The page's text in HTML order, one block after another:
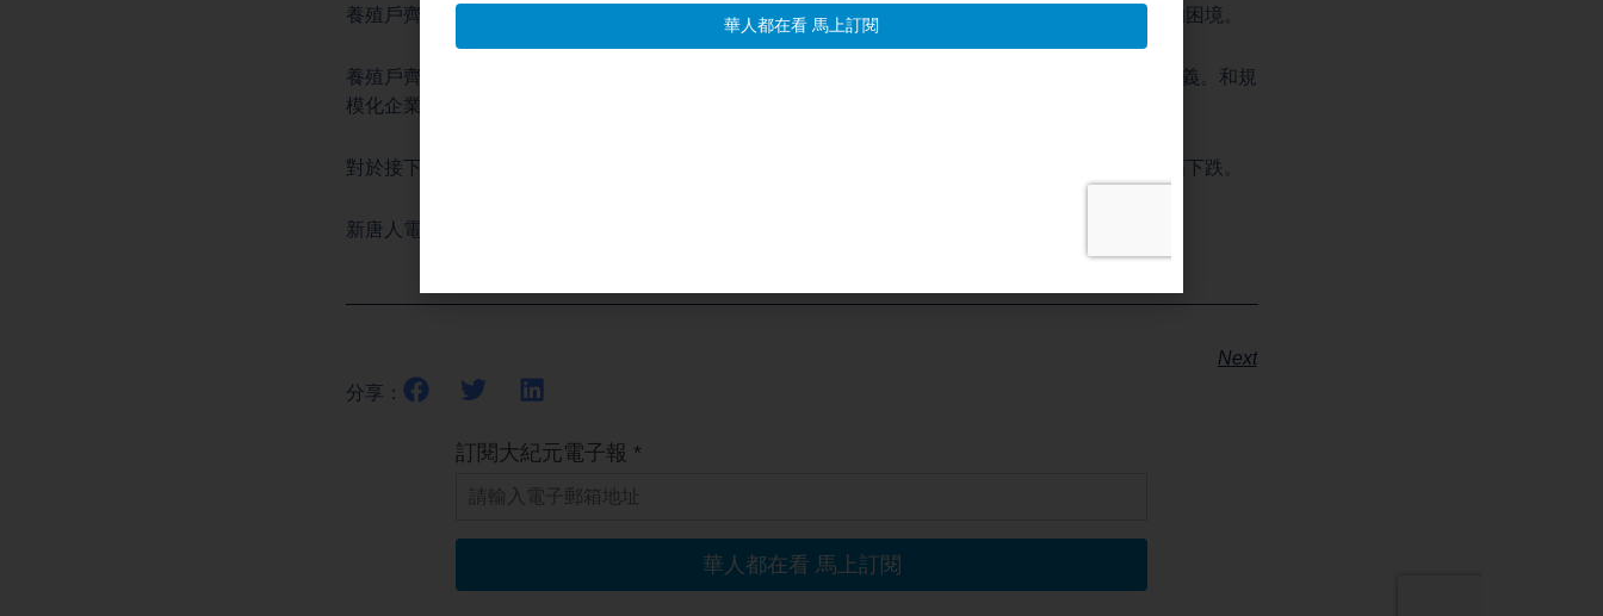
養殖戶齊新（化名）分析指出，蛋價上漲之後，可能會加速資本的進入，一些養殖戶將面臨更艱難的困境。
養殖戶齊新（化名）：「現在這個蛋雞會加速資本進入到我們這個領域，對這個行業重新做一個定義。和規
模化企業比，我們沒有任何競爭的優勢。」
對於接下來蛋價的行情，有多名養殖戶表示，一段時間之內，價格仍然會在高位震盪，不會出現大幅下跌。
新唐人電視台記者洪寧、黃宇寧採訪報導
Next
分享：